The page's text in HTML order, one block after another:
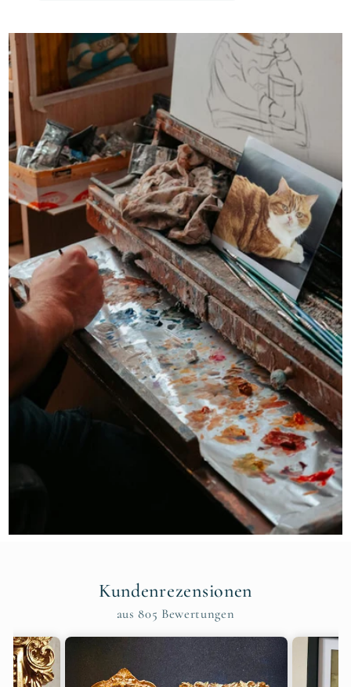
Kundenrezensionen
aus 805 Bewertungen